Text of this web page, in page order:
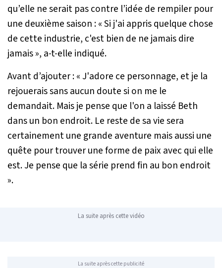
qu’elle ne serait pas contre l’idée de rempiler pour
une deuxième saison :« Si j'ai appris quelque chose
de cette industrie, c'est bien de ne jamais dire
jamais », a-t-elle indiqué.
Avant d’ajouter :« J'adore ce personnage, et je la
rejouerais sans aucun doute si on me le
demandait. Mais je pense que l'on a laissé Beth
dans un bon endroit. Le reste de sa vie sera
certainement une grande aventure mais aussi une
quête pour trouver une forme de paix avec qui elle
est. Je pense que la série prend fin au bon endroit
».
La suite après cette vidéo
La suite après cette publicité